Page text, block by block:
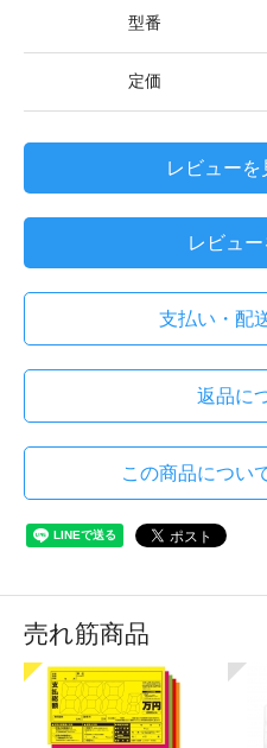
型番
定価
レビューを
レビュ
支払い・配
返品に
この商品につい
売れ筋商品